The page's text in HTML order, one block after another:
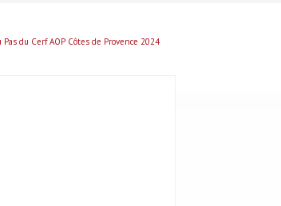
du Cerf AOP Côtes de Provence 2024